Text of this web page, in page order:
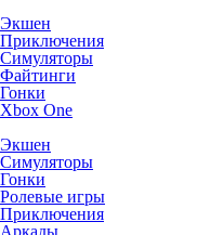
Экшен
Приключения
Симуляторы
Файтинги
Гонки
Xbox One
Экшен
Симуляторы
Гонки
Ролевые игры
Приключения
Аркады